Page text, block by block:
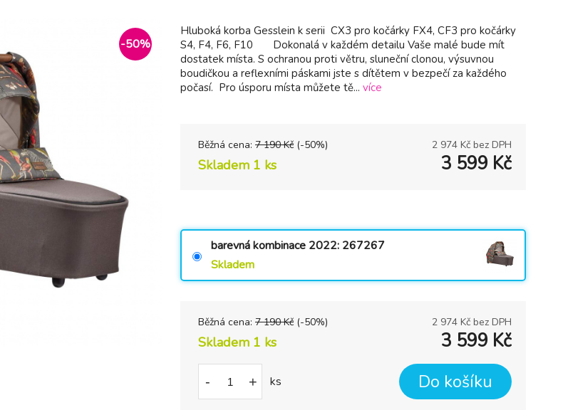
-50%
Hluboká korba Gesslein k serii CX3 pro kočárky FX4, CF3 pro kočárky
S4, F4, F6, F10 Dokonalá v každém detailu Vaše malé bude mít
dostatek místa. S ochranou proti větru, sluneční clonou, výsuvnou
boudičkou a reflexními páskami jste s dítětem v bezpečí za každého
počasí. Pro úsporu místa můžete tě... více
Běžná cena: 7 190 Kč (-50%) 2 974 Kč bez DPH
Skladem 1 ks 3 599 Kč
barevná kombinace 2022: 267267
Skladem
Běžná cena: 7 190 Kč (-50%) 2 974 Kč bez DPH
Skladem 1 ks 3 599 Kč
- + ks Do košíku